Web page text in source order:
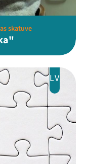
Instagram
Flick TikTok
skatuve
LV